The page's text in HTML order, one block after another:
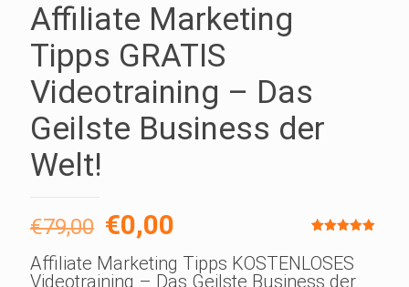
Affiliate Marketing
Tipps GRATIS
Videotraining – Das
Geilste Business der
Welt!
mit 5.00
von 5,
basierend
€79,00 Ursprünglicher
Preis
war:
€0,00
Preis
ist:
Affiliate Marketing Tipps KOSTENLOSES
Videotraining – Das Geilste Business der